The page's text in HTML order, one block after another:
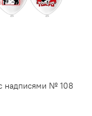
надписями № 108